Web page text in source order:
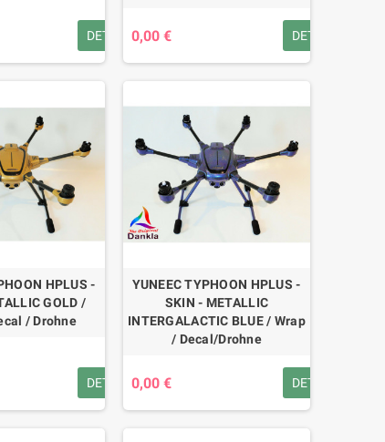
DETAILS0,00 € DETAILS
HPLUS -
GOLD /
/ Drohne
DETAILS
YUNEEC TYPHOON HPLUS -
SKIN - METALLIC
INTERGALACTIC BLUE / Wrap
/ Decal/Drohne
0,00 € DETAILS